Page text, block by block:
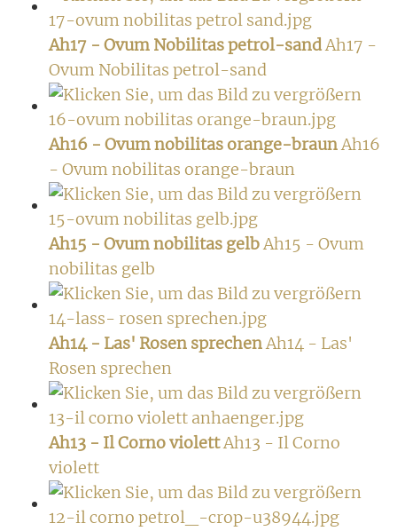
Ah17 - Ovum Nobilitas petrol-sandAh17 -
Ovum Nobilitas petrol-sand
Ah16 - Ovum nobilitas orange-braunAh16
- Ovum nobilitas orange-braun
Ah15 - Ovum nobilitas gelbAh15 - Ovum
nobilitas gelb
Ah14 - Las' Rosen sprechenAh14 - Las'
Rosen sprechen
Ah13 - Il Corno violettAh13 - Il Corno
violett